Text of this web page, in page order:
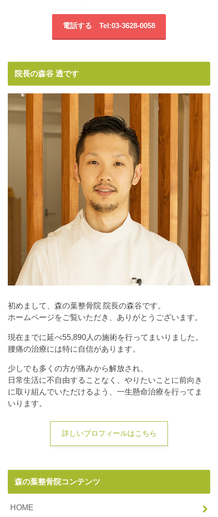
電話する Tel:03-3628-0058
院長の森谷 透です
初めまして、森の葉整骨院 院長の森谷です。
ホームページをご覧いただき、ありがとうございます。
現在までに延べ55,890人の施術を行ってまいりました。
腰痛の治療には特に自信があります。
少しでも多くの方が痛みから解放され、
日常生活に不自由することなく、やりたいことに前向き
に取り組んでいただけるよう、一生懸命治療を行ってま
いります。
詳しいプロフィールはこちら
森の葉整骨院コンテンツ
HOME